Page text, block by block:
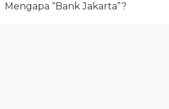
Mengapa “Bank Jakarta”?